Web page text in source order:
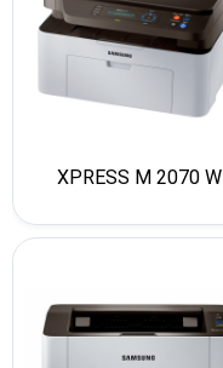
XPRESS M 2070 W